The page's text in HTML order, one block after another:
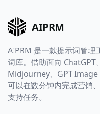
AIPRM
AIPRM 是一款提示词管理
词库。借助面向 ChatGPT
Midjourney、GPT Image
可以在数分钟内完成营销
支持任务。